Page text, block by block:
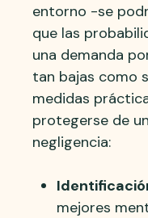
entorno -se
que las
una demanda
tan bajas como
medidas
protegerse de
negligencia:
mejores